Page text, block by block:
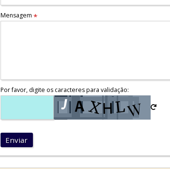
Mensagem *
Por favor, digite os caracteres para validação:
Enviar